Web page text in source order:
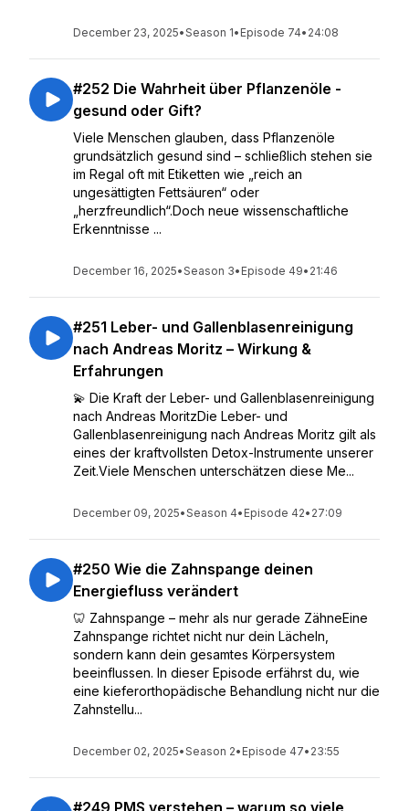
December 23, 2025•Season 1• Episode 74• 24:08
#252 Die Wahrheit über Pflanzenöle -
gesund oder Gift?
Viele Menschen glauben, dass Pflanzenöle
grundsätzlich gesund sind – schließlich stehen sie
im Regal oft mit Etiketten wie „reich an
ungesättigten Fettsäuren“ oder
„herzfreundlich“.Doch neue wissenschaftliche
Erkenntnisse ...
December 16, 2025•Season 3• Episode 49• 21:46
#251 Leber- und Gallenblasenreinigung
nach Andreas Moritz – Wirkung &
Erfahrungen
💫 Die Kraft der Leber- und Gallenblasenreinigung
nach Andreas MoritzDie Leber- und
Gallenblasenreinigung nach Andreas Moritz gilt als
eines der kraftvollsten Detox-Instrumente unserer
Zeit.Viele Menschen unterschätzen diese Me...
December 09, 2025•Season 4• Episode 42• 27:09
#250 Wie die Zahnspange deinen
Energiefluss verändert
🦷 Zahnspange – mehr als nur gerade ZähneEine
Zahnspange richtet nicht nur dein Lächeln,
sondern kann dein gesamtes Körpersystem
beeinflussen. In dieser Episode erfährst du, wie
eine kieferorthopädische Behandlung nicht nur die
Zahnstellu...
December 02, 2025•Season 2• Episode 47• 23:55
#249 PMS verstehen – warum so viele